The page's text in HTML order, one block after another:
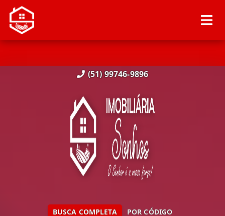
(51) 99746-9896
BUSCA COMPLETA POR CÓDIGO